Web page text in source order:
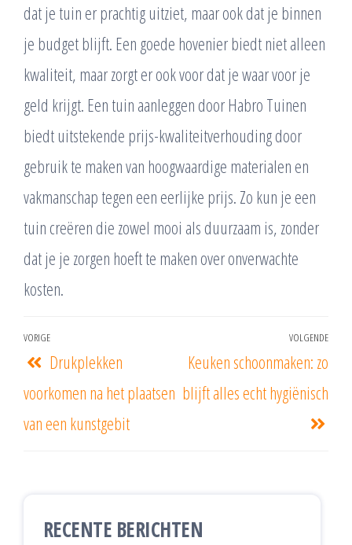
dat je tuin er prachtig uitziet, maar ook dat je binnen
je budget blijft. Een goede hovenier biedt niet alleen
kwaliteit, maar zorgt er ook voor dat je waar voor je
geld krijgt. Een tuin aanleggen door Habro Tuinen
biedt uitstekende prijs-kwaliteitverhouding door
gebruik te maken van hoogwaardige materialen en
vakmanschap tegen een eerlijke prijs. Zo kun je een
tuin creëren die zowel mooi als duurzaam is, zonder
dat je je zorgen hoeft te maken over onverwachte
kosten.
VORIGE
Drukplekken
voorkomen na het plaatsen
van een kunstgebit
VOLGENDE
Keuken schoonmaken: zo
blijft alles echt hygiënisch
RECENTE BERICHTEN